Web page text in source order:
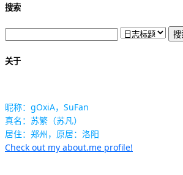
搜索
关于
昵称：gOxiA，SuFan
真名：苏繁（苏凡）
居住：郑州，原居：洛阳
Check out my about.me profile!